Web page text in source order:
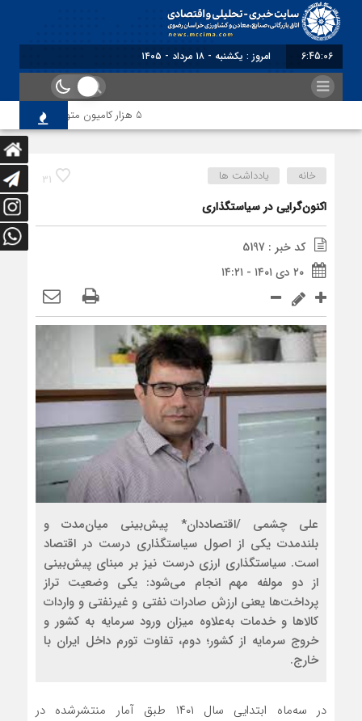
6:45:06 امروز : یکشنبه - ۱۸ مرداد - ۱۴۰۵
31 خانه یادداشت ها
اکنون‏‏‌گرایی در سیاستگذاری
کد خبر : 5197
۲۰ دی ۱۴۰۱ - ۱۴:۲۱
علی چشمی /اقتصاددان* پیش‌بینی میان‌‌‌مدت و
بلندمدت یکی از اصول سیاستگذاری درست در اقتصاد
است. سیاستگذاری ارزی درست نیز بر مبنای پیش‌بینی
از دو مولفه مهم انجام می‌شود: یکی وضعیت تراز
پرداخت‌‌‌ها یعنی ارزش صادرات نفتی و غیرنفتی و واردات
کالاها و خدمات به‌علاوه میزان ورود سرمایه به کشور و
خروج سرمایه از کشور؛ دوم، تفاوت تورم داخل ایران با
خارج.
در سه‌ماه ابتدایی سال ۱۴۰۱ طبق آمار منتشرشده در